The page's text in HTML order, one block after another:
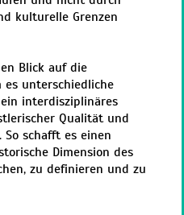
kulturelle Grenzen
Blick auf die
es unterschiedliche
interdisziplinäres
Qualität und
schafft es einen
Dimension des
zu definieren und zu